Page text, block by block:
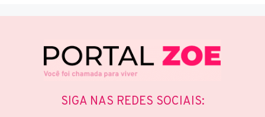
SIGA NAS REDES SOCIAIS: